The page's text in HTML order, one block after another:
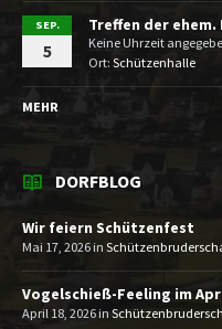
SEP.
5
Treffen der ehem.
Keine Uhrzeit
Ort: Schützenhalle
MEHR
DORFBLOG
Wir feiern Schützenfest
Mai 17, 2026 in
Vogelschieß-Feeling im
April 18, 2026in